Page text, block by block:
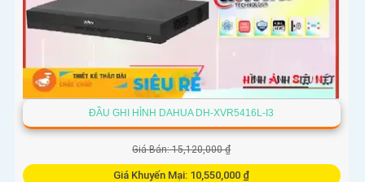
ĐẦU GHI HÌNH DAHUA DH-XVR5416L-I3
Giá Bán: 15,120,000 ₫
Giá Khuyến Mại: 10,550,000 ₫